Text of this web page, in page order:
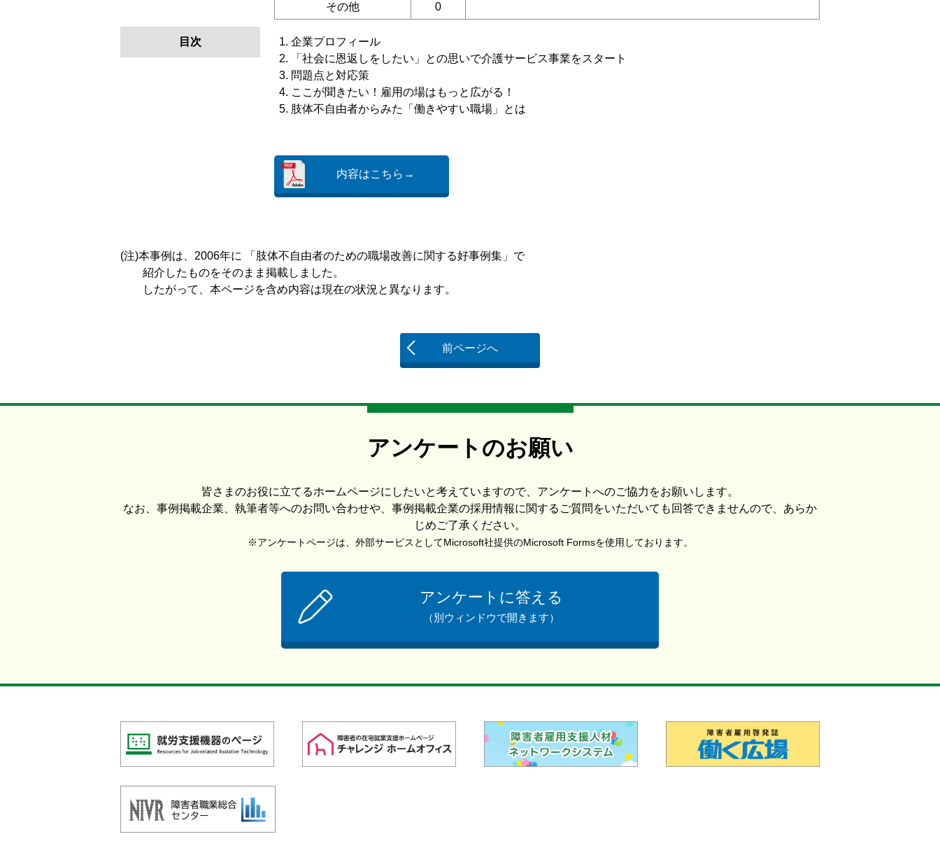
その他 0
目次
企業プロフィール
「社会に恩返しをしたい」との思いで介護サービス事業をスタート
問題点と対応策
ここが聞きたい！雇用の場はもっと広がる！
肢体不自由者からみた「働きやすい職場」とは
内容はこちら→
(注)本事例は、2006年に 「肢体不自由者のための職場改善に関する好事例集」で
紹介したものをそのまま掲載しました。
したがって、本ページを含め内容は現在の状況と異なります。
前ページへ
アンケートのお願い
皆さまのお役に立てるホームページにしたいと考えていますので、アンケートへのご協力をお願いします。
なお、事例掲載企業、執筆者等へのお問い合わせや、事例掲載企業の採用情報に関するご質問をいただいても回答できませんので、あらか
じめご了承ください。
※アンケートページは、外部サービスとしてMicrosoft社提供のMicrosoft Formsを使用しております。
アンケートに答える
（別ウィンドウで開きます）